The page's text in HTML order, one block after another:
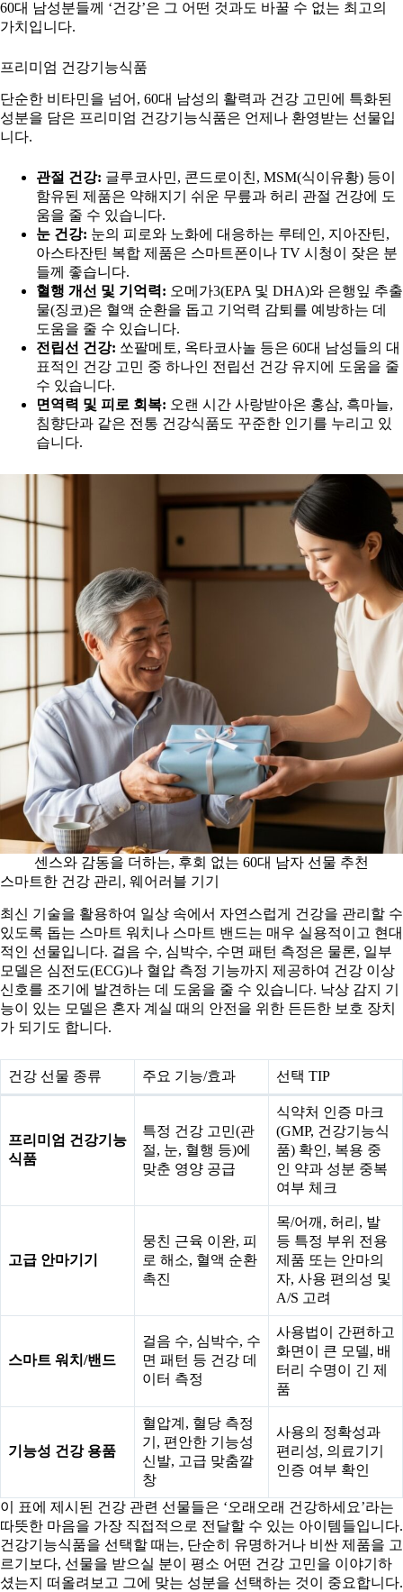
60대 남성분들께 ‘건강’은 그 어떤 것과도 바꿀 수 없는 최고의
가치입니다.
프리미엄 건강기능식품
단순한 비타민을 넘어, 60대 남성의 활력과 건강 고민에 특화된
성분을 담은 프리미엄 건강기능식품은 언제나 환영받는 선물입
니다.
관절 건강: 글루코사민, 콘드로이친, MSM(식이유황) 등이
함유된 제품은 약해지기 쉬운 무릎과 허리 관절 건강에 도
움을 줄 수 있습니다.
눈 건강: 눈의 피로와 노화에 대응하는 루테인, 지아잔틴,
아스타잔틴 복합 제품은 스마트폰이나 TV 시청이 잦은 분
들께 좋습니다.
혈행 개선 및 기억력: 오메가3(EPA 및 DHA)와 은행잎 추출
물(징코)은 혈액 순환을 돕고 기억력 감퇴를 예방하는 데
도움을 줄 수 있습니다.
전립선 건강: 쏘팔메토, 옥타코사놀 등은 60대 남성들의 대
표적인 건강 고민 중 하나인 전립선 건강 유지에 도움을 줄
수 있습니다.
면역력 및 피로 회복: 오랜 시간 사랑받아온 홍삼, 흑마늘,
침향단과 같은 전통 건강식품도 꾸준한 인기를 누리고 있
습니다.
센스와 감동을 더하는, 후회 없는 60대 남자 선물 추천
스마트한 건강 관리, 웨어러블 기기
최신 기술을 활용하여 일상 속에서 자연스럽게 건강을 관리할 수
있도록 돕는 스마트 워치나 스마트 밴드는 매우 실용적이고 현대
적인 선물입니다. 걸음 수, 심박수, 수면 패턴 측정은 물론, 일부
모델은 심전도(ECG)나 혈압 측정 기능까지 제공하여 건강 이상
신호를 조기에 발견하는 데 도움을 줄 수 있습니다. 낙상 감지 기
능이 있는 모델은 혼자 계실 때의 안전을 위한 든든한 보호 장치
가 되기도 합니다.
건강 선물 종류 주요 기능/효과 선택 TIP
프리미엄 건강기능
식품
특정 건강 고민(관
절, 눈, 혈행 등)에
맞춘 영양 공급
식약처 인증 마크
(GMP, 건강기능식
품) 확인, 복용 중
인 약과 성분 중복
여부 체크
고급 안마기기
뭉친 근육 이완, 피
로 해소, 혈액 순환
촉진
목/어깨, 허리, 발
등 특정 부위 전용
제품 또는 안마의
자, 사용 편의성 및
A/S 고려
스마트 워치/밴드
걸음 수, 심박수, 수
면 패턴 등 건강 데
이터 측정
사용법이 간편하고
화면이 큰 모델, 배
터리 수명이 긴 제
품
기능성 건강 용품
혈압계, 혈당 측정
기, 편안한 기능성
신발, 고급 맞춤깔
창
사용의 정확성과
편리성, 의료기기
인증 여부 확인
이 표에 제시된 건강 관련 선물들은 ‘오래오래 건강하세요’라는
따뜻한 마음을 가장 직접적으로 전달할 수 있는 아이템들입니다.
건강기능식품을 선택할 때는, 단순히 유명하거나 비싼 제품을 고
르기보다, 선물을 받으실 분이 평소 어떤 건강 고민을 이야기하
셨는지 떠올려보고 그에 맞는 성분을 선택하는 것이 중요합니다.